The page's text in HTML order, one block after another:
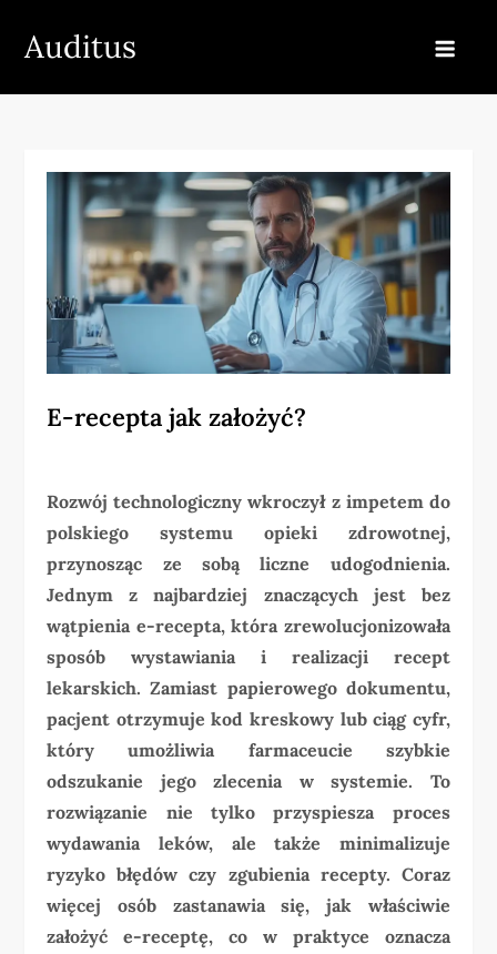
Auditus
E-recepta jak założyć?
Rozwój technologiczny wkroczył z impetem do
polskiego systemu opieki zdrowotnej,
przynosząc ze sobą liczne udogodnienia.
Jednym z najbardziej znaczących jest bez
wątpienia e-recepta, która zrewolucjonizowała
sposób wystawiania i realizacji recept
lekarskich. Zamiast papierowego dokumentu,
pacjent otrzymuje kod kreskowy lub ciąg cyfr,
który umożliwia farmaceucie szybkie
odszukanie jego zlecenia w systemie. To
rozwiązanie nie tylko przyspiesza proces
wydawania leków, ale także minimalizuje
ryzyko błędów czy zgubienia recepty. Coraz
więcej osób zastanawia się, jak właściwie
założyć e-receptę, co w praktyce oznacza